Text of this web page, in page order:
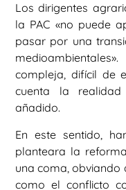
Los dirigentes
la PAC «no puede
pasar por una
compleja, difícil de
cuenta la
añadido.
En este sentido,
planteara la
una coma, obviando
como el conflicto